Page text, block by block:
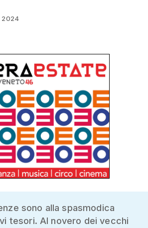
2024
sono alla spasmodica
tesori. Al novero dei vecchi